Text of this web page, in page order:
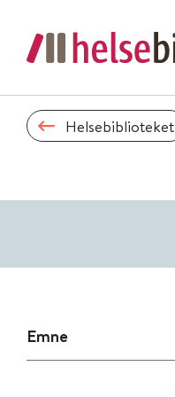
Helsebiblioteket
Emne